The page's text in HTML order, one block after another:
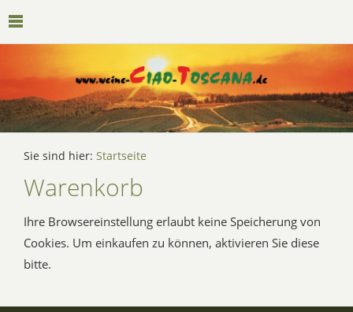
Sie sind hier: Startseite
Warenkorb
Ihre Browsereinstellung erlaubt keine Speicherung von
Cookies. Um einkaufen zu können, aktivieren Sie diese
bitte.